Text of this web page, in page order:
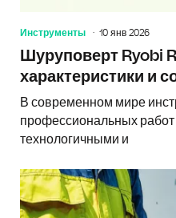
Инструменты 10 янв 2026
Шуруповерт Ryobi
характеристики и
В современном мире
профессиональных работ
технологичными и